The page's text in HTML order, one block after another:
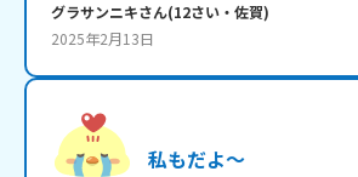
グラサンニキさん(12さい・ 佐賀)
2025年2月13日
私もだよ～